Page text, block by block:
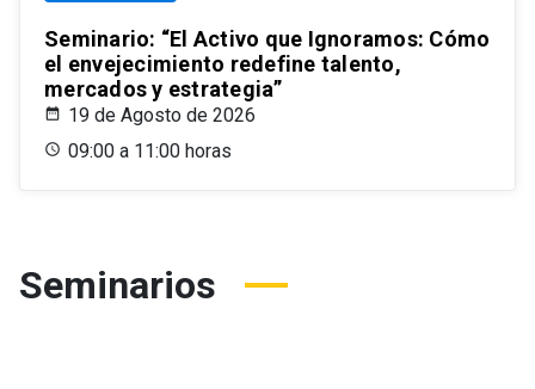
Seminario: “El Activo que Ignoramos: Cómo
el envejecimiento redefine talento,
mercados y estrategia”
19 de Agosto de 2026
09:00 a 11:00 horas
Seminarios